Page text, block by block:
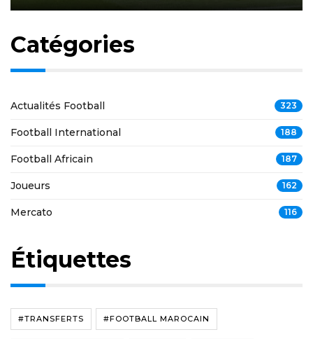
Catégories
Actualités Football 323
Football International 188
Football Africain 187
Joueurs 162
Mercato 116
Étiquettes
#TRANSFERTS #FOOTBALL MAROCAIN